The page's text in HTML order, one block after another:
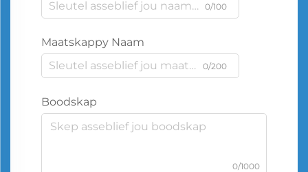
0/100
Maatskappy Naam
0/200
Boodskap
0/1000